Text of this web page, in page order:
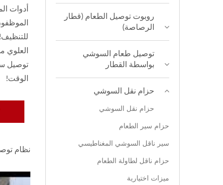
أدوات
العلوي
توصيل
الوقت!
نظام
روبوت توصيل الطعام (قطار
الرصاصة)
توصيل طعام السوشي
بواسطة القطار
حزام نقل السوشي
حزام نقل السوشي
حزام سير الطعام
سير ناقل السوشي المغناطيسي
حزام ناقل لطاولة الطعام
ميزات اختيارية